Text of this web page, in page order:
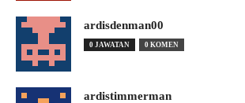
ardisdenman00
0 JAWATAN 0 KOMEN
ardistimmerman